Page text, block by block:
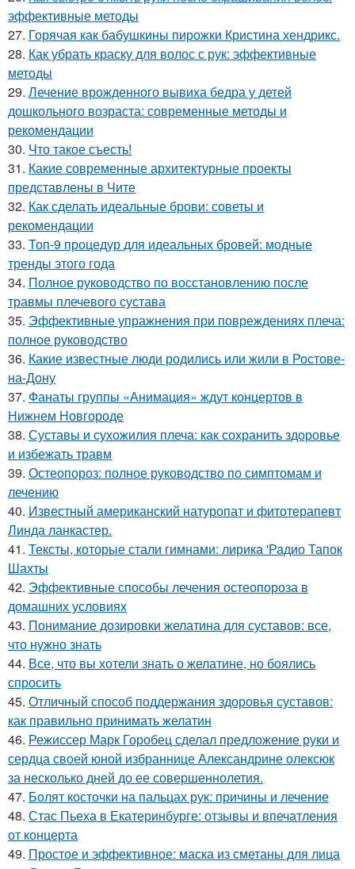
эффективные методы
27. Горячая как бабушкины пирожки Кристина хендрикс.
28. Как убрать краску для волос с рук: эффективные
методы
29. Лечение врожденного вывиха бедра у детей
дошкольного возраста: современные методы и
рекомендации
30. Что такое съесть!
31. Какие современные архитектурные проекты
представлены в Чите
32. Как сделать идеальные брови: советы и
рекомендации
33. Топ-9 процедур для идеальных бровей: модные
тренды этого года
34. Полное руководство по восстановлению после
травмы плечевого сустава
35. Эффективные упражнения при повреждениях плеча:
полное руководство
36. Какие известные люди родились или жили в Ростове-
на-Дону
37. Фанаты группы «Анимация» ждут концертов в
Нижнем Новгороде
38. Суставы и сухожилия плеча: как сохранить здоровье
и избежать травм
39. Остеопороз: полное руководство по симптомам и
лечению
40. Известный американский натуропат и фитотерапевт
Линда ланкастер.
41. Тексты, которые стали гимнами: лирика 'Радио Тапок
Шахты
42. Эффективные способы лечения остеопороза в
домашних условиях
43. Понимание дозировки желатина для суставов: все,
что нужно знать
44. Все, что вы хотели знать о желатине, но боялись
спросить
45. Отличный способ поддержания здоровья суставов:
как правильно принимать желатин
46. Режиссер Марк Горобец сделал предложение руки и
сердца своей юной избраннице Александрине олексюк
за несколько дней до ее совершеннолетия.
47. Болят косточки на пальцах рук: причины и лечение
48. Стас Пьеха в Екатеринбурге: отзывы и впечатления
от концерта
49. Простое и эффективное: маска из сметаны для лица